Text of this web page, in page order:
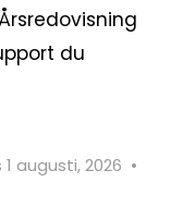
du
augusti, 2026 •